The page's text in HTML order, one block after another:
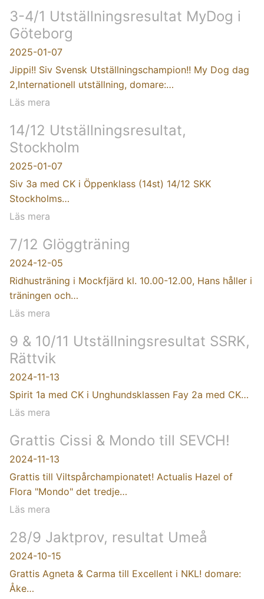
3-4/1 Utställningsresultat MyDog i
Göteborg
2025-01-07
Jippi!! Siv Svensk Utställningschampion!! My Dog dag
2,Internationell utställning, domare:…
Läs mera
14/12 Utställningsresultat,
Stockholm
2025-01-07
Siv 3a med CK i Öppenklass (14st) 14/12 SKK
Stockholms…
Läs mera
7/12 Glöggträning
2024-12-05
Ridhusträning i Mockfjärd kl. 10.00-12.00, Hans håller i
träningen och…
Läs mera
9 & 10/11 Utställningsresultat SSRK,
Rättvik
2024-11-13
Spirit 1a med CK i Unghundsklassen Fay 2a med CK…
Läs mera
Grattis Cissi & Mondo till SEVCH!
2024-11-13
Grattis till Viltspårchampionatet! Actualis Hazel of
Flora "Mondo" det tredje…
Läs mera
28/9 Jaktprov, resultat Umeå
2024-10-15
Grattis Agneta & Carma till Excellent i NKL! domare:
Åke…